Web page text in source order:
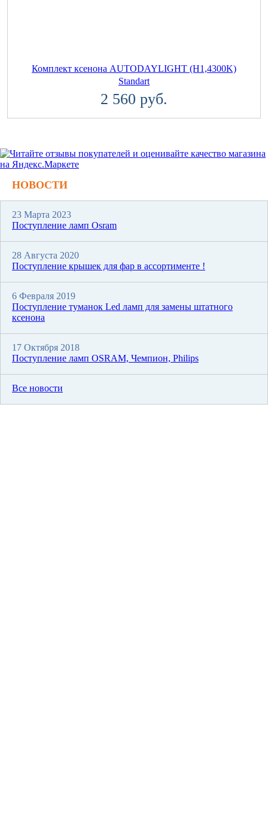
Комплект ксенона AUTODAYLIGHT (H1,4300K)
Standart
2 560 руб.
НОВОСТИ
23 Марта 2023
Поступление ламп Osram
28 Августа 2020
Поступление крышек для фар в ассортименте !
6 Февраля 2019
Поступление туманок Led ламп для замены штатного
ксенона
17 Октября 2018
Поступление ламп OSRAM, Чемпион, Philips
Все новости